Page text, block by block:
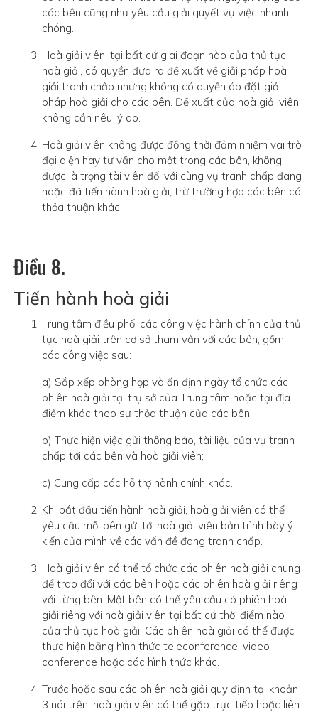
các bên cũng như yêu cầu giải quyết vụ việc nhanh
chóng.
Hoà giải viên, tại bất cứ giai đoạn nào của thủ tục
hoà giải, có quyền đưa ra đề xuất về giải pháp hoà
giải tranh chấp nhưng không có quyền áp đặt giải
pháp hoà giải cho các bên. Đề xuất của hoà giải viên
không cần nêu lý do.
Hoà giải viên không được đồng thời đảm nhiệm vai trò
đại diện hay tư vấn cho một trong các bên, không
được là trọng tài viên đối với cùng vụ tranh chấp đang
hoặc đã tiến hành hoà giải, trừ trường hợp các bên có
thỏa thuận khác.
Điều 8.
Tiến hành hoà giải
Trung tâm điều phối các công việc hành chính của thủ
tục hoà giải trên cơ sở tham vấn với các bên, gồm
các công việc sau:
a) Sắp xếp phòng họp và ấn định ngày tổ chức các
phiên hoà giải tại trụ sở của Trung tâm hoặc tại địa
điểm khác theo sự thỏa thuận của các bên;
b) Thực hiện việc gửi thông báo, tài liệu của vụ tranh
chấp tới các bên và hoà giải viên;
c) Cung cấp các hỗ trợ hành chính khác.
Khi bắt đầu tiến hành hoà giải, hoà giải viên có thể
yêu cầu mỗi bên gửi tới hoà giải viên bản trình bày ý
kiến của mình về các vấn đề đang tranh chấp.
Hoà giải viên có thể tổ chức các phiên hoà giải chung
để trao đổi với các bên hoặc các phiên hoà giải riêng
với từng bên. Một bên có thể yêu cầu có phiên hoà
giải riêng với hoà giải viên tại bất cứ thời điểm nào
của thủ tục hoà giải. Các phiên hoà giải có thể được
thực hiện bằng hình thức teleconference, video
conference hoặc các hình thức khác.
Trước hoặc sau các phiên hoà giải quy định tại khoản
3 nói trên, hoà giải viên có thể gặp trực tiếp hoặc liên